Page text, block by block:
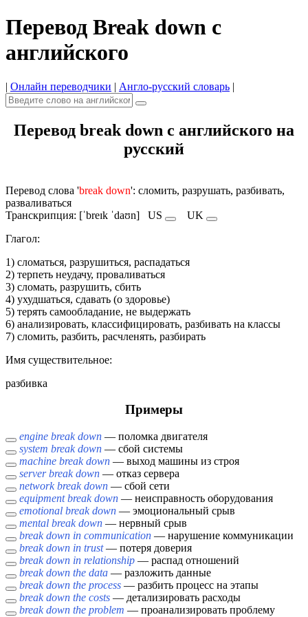
Перевод Break down с
английского
| Онлайн переводчики | Англо-русский словарь |
Перевод break down с английского на
русский
Перевод слова 'break down': сломить, разрушать, разбивать,
разваливаться
Транскрипция: [ˈbreɪk ˈdaʊn] US
UK
Глагол:
1) сломаться, разрушиться, распадаться
2) терпеть неудачу, проваливаться
3) сломать, разрушить, сбить
4) ухудшаться, сдавать (о здоровье)
5) терять самообладание, не выдержать
6) анализировать, классифицировать, разбивать на классы
7) сломить, разбить, расчленять, разбирать
Имя cуществительное:
разбивка
Примеры
engine break down — поломка двигателя
system break down — сбой системы
machine break down — выход машины из строя
server break down — отказ сервера
network break down — сбой сети
equipment break down — неисправность оборудования
emotional break down — эмоциональный срыв
mental break down — нервный срыв
break down in communication — нарушение коммуникации
break down in trust— потеря доверия
break down in relationship — распад отношений
break down the data — разложить данные
break down the process — разбить процесс на этапы
break down the costs — детализировать расходы
break down the problem — проанализировать проблему